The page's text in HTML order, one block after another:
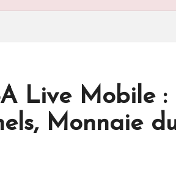
Live Mobile :
Monnaie